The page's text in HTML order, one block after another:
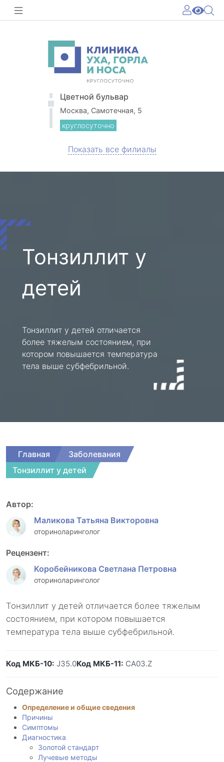
Цветной бульвар
Москва, Самотечная, 5
круглосуточно
Показать все филиалы
Тонзиллит у
детей
Тонзиллит у детей отличается
более тяжелым состоянием, при
котором повышается температура
тела выше субфебрильной.
Главная
Заболевания
Тонзиллит у детей
Автор:
Маликова Татьяна Викторовна
оториноларинголог
Рецензент:
Коробейникова Светлана Петровна
оториноларинголог
Тонзиллит у детей отличается более тяжелым
состоянием, при котором повышается
температура тела выше субфебрильной.
Код МКБ-10: J35.0Код МКБ-11: CA03.Z
Содержание
Определение и общие сведения
Причины
Симптомы
Диагностика
Золотой стандарт
Лучевые методы